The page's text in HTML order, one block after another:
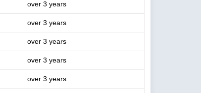
over 3 years
over 3 years
over 3 years
over 3 years
over 3 years